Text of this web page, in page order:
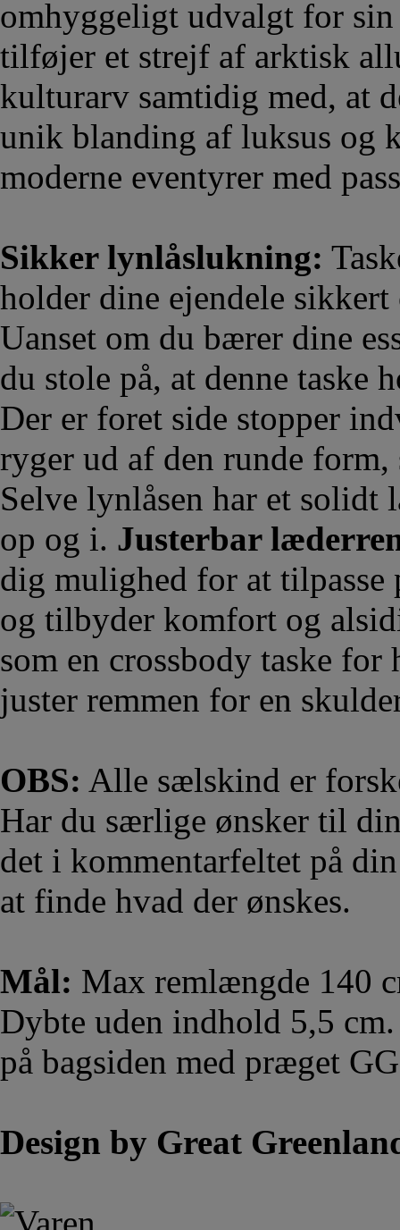
omhyggeligt udvalgt for
tilføjer et strejf af arktisk
kulturarv samtidig med, at
unik blanding af luksus og
moderne eventyrer med
Sikker lynlåslukning:
holder dine ejendele
Uanset om du bærer dine
du stole på, at denne taske
Der er foret side stopper
ryger ud af den runde
Selve lynlåsen har et
op og i. Justerbar
dig mulighed for at tilpasse
og tilbyder komfort og
som en crossbody taske
juster remmen for en
OBS: Alle sælskind er
Har du særlige ønsker til
det i kommentarfeltet på
at finde hvad der ønskes.
Mål: Max remlængde 140
Dybte uden indhold 5,5
på bagsiden med præget
Design by Great